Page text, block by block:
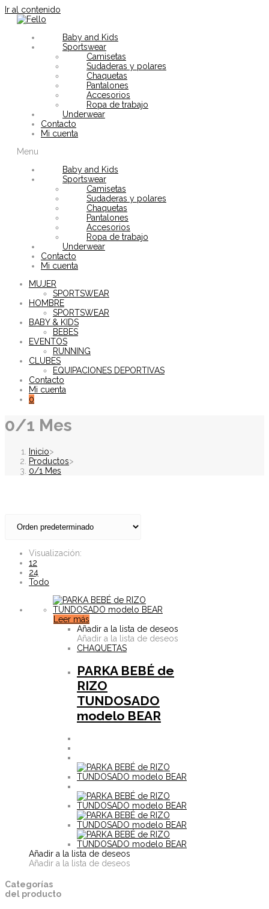
Ir al contenido
Baby and Kids
Sportswear
Camisetas
Sudaderas y polares
Chaquetas
Pantalones
Accesorios
Ropa de trabajo
Underwear
Contacto
Mi cuenta
Menu
Baby and Kids
Sportswear
Camisetas
Sudaderas y polares
Chaquetas
Pantalones
Accesorios
Ropa de trabajo
Underwear
Contacto
Mi cuenta
MUJER
SPORTSWEAR
HOMBRE
SPORTSWEAR
BABY & KIDS
BEBES
EVENTOS
RUNNING
CLUBES
EQUIPACIONES DEPORTIVAS
Contacto
Mi cuenta
0
0/1 Mes
Inicio>
Productos>
0/1 Mes
Visualización:
12
24
Todo
Leer más
Añadir a la lista de deseos
Añadir a la lista de deseos
CHAQUETAS
PARKA BEBÉ de
RIZO
TUNDOSADO
modelo BEAR
Añadir a la lista de deseos
Añadir a la lista de deseos
Categorías
del producto